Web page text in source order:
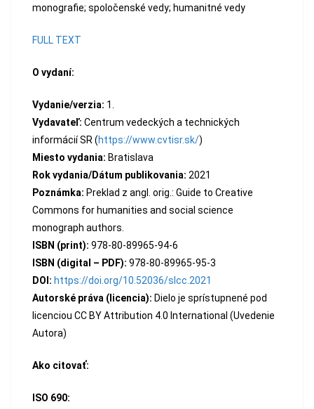
monografie; spoločenské vedy; humanitné vedy
FULL TEXT
O vydaní:
Vydanie/verzia: 1.
Vydavateľ: Centrum vedeckých a technických
informácií SR (https://www.cvtisr.sk/)
Miesto vydania: Bratislava
Rok vydania/Dátum publikovania: 2021
Poznámka: Preklad z angl. orig.: Guide to Creative
Commons for humanities and social science
monograph authors.
ISBN (print): 978-80-89965-94-6
ISBN (digital – PDF): 978-80-89965-95-3
DOI: https://doi.org/10.52036/slcc.2021
Autorské práva (licencia): Dielo je sprístupnené pod
licenciou CC BY Attribution 4.0 International (Uvedenie
Autora)
Ako citovať:
ISO 690: